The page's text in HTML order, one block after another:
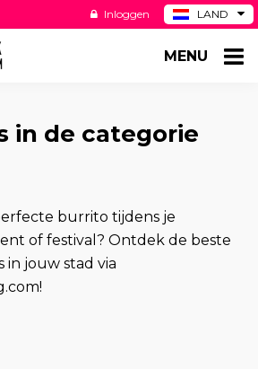
LAND
DE
Inloggen
MENU
in de categorie
burrito tijdens je
of festival? Ontdek de beste
jouw stad via